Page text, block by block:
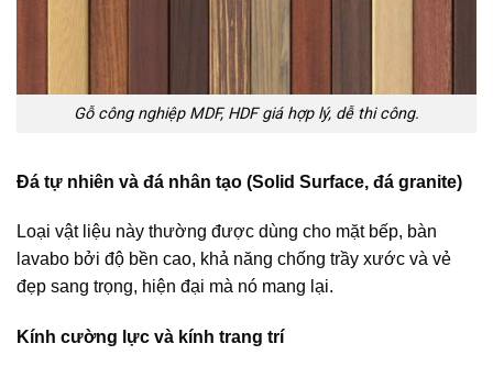
Gỗ công nghiệp MDF, HDF giá hợp lý, dễ thi công.
Đá tự nhiên và đá nhân tạo (Solid Surface, đá granite)
Loại vật liệu này thường được dùng cho mặt bếp, bàn
lavabo bởi độ bền cao, khả năng chống trầy xước và vẻ
đẹp sang trọng, hiện đại mà nó mang lại.
Kính cường lực và kính trang trí